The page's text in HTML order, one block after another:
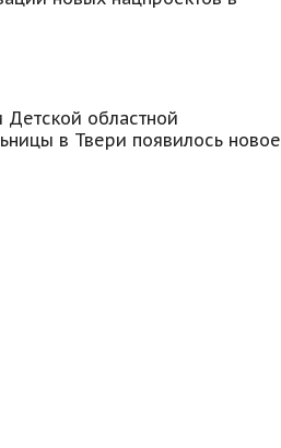
областной
в Твери появилось новое